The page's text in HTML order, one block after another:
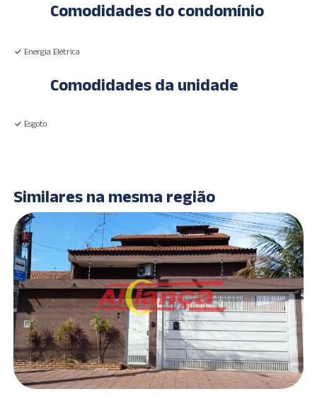
Comodidades do condomínio
Energia Elétrica
Comodidades da unidade
Esgoto
Similares na mesma região